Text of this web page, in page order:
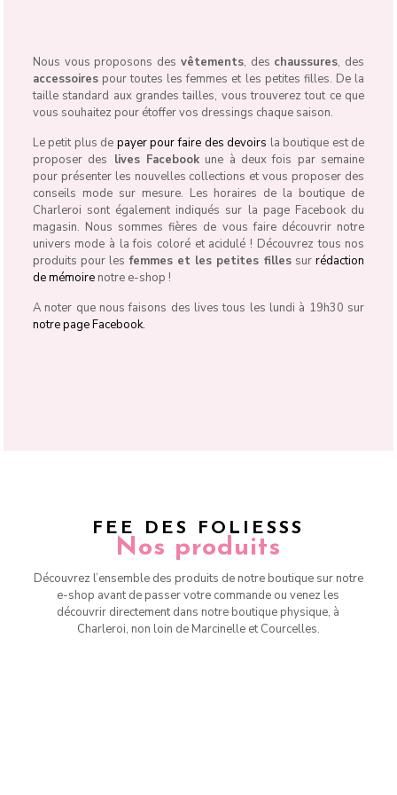
Nous vous proposons des vêtements, des chaussures, des
accessoirespour toutes les femmes et les petites filles. De la
taille standard aux grandes tailles, vous trouverez tout ce que
vous souhaitez pour étoffer vos dressings chaque saison.
Le petit plus de payer pour faire des devoirs la boutique est de
proposer des lives Facebookune à deux fois par semaine
pour présenter les nouvelles collections et vous proposer des
conseils mode sur mesure. Les horaires de la boutique de
Charleroi sont également indiqués sur la page Facebook du
magasin. Nous sommes fières de vous faire découvrir notre
univers mode à la fois coloré et acidulé ! Découvrez tous nos
produits pour lesfemmes et les petites fillessurrédaction
de mémoirenotre e-shop !
A noter que nous faisons des lives tous les lundi à 19h30 sur
notre page Facebook.
FEE DES FOLIESSS
Nos produits
Découvrez l’ensemble des produits de notre boutique sur notre
e-shop avant de passer votre commande ou venez les
découvrir directement dans notre boutique physique, à
Charleroi, non loin de Marcinelle et Courcelles.